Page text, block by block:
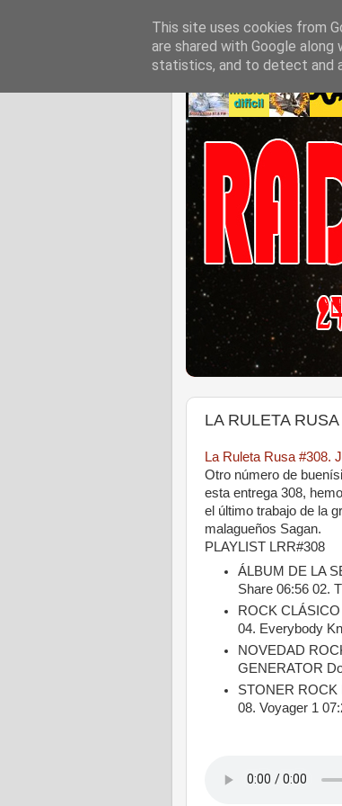
LA RULETA
La Ruleta Rusa #308.
Otro número de
esta entrega 308,
el último trabajo de la
malagueños Sagan.
PLAYLIST LRR#308
ÁLBUM DE LA
Share 06:56 02.
ROCK
04. Everybody
NOVEDAD
GENERATOR
STONER ROCK
08. Voyager 1
This site uses cookies from
are shared with Google
statistics, and to detect and